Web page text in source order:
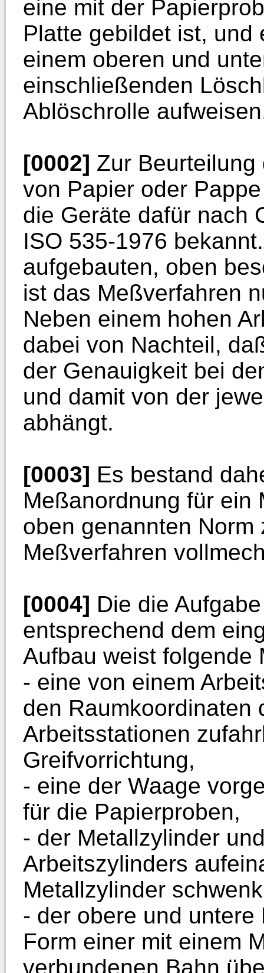
eine mit der
Platte gebildet ist, und
einem oberen und
einschließenden
Ablöschrolle
[0002] Zur
von Papier oder
die Geräte dafür nach
ISO 535-1976
aufgebauten, oben
ist das Meßverfahren
Neben einem hohen
dabei von Nachteil,
der Genauigkeit bei
und damit von der
abhängt.
[0003] Es bestand
Meßanordnung für ein
oben genannten
Meßverfahren
[0004] Die die
entsprechend dem
Aufbau weist folgende
- eine von einem
den Raumkoordinaten
Arbeitsstationen
Greifvorrichtung,
- eine der Waage
für die Papierproben,
- der Metallzylinder
Arbeitszylinders
Metallzylinder
- der obere und
Form einer mit einem
verbundenen Bahn